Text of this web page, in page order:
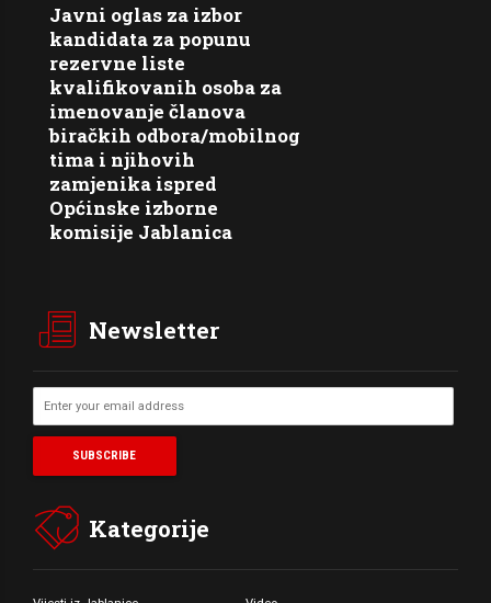
Javni oglas za izbor
kandidata za popunu
rezervne liste
kvalifikovanih osoba za
imenovanje članova
biračkih odbora/mobilnog
tima i njihovih
zamjenika ispred
Općinske izborne
komisije Jablanica
Newsletter
Kategorije